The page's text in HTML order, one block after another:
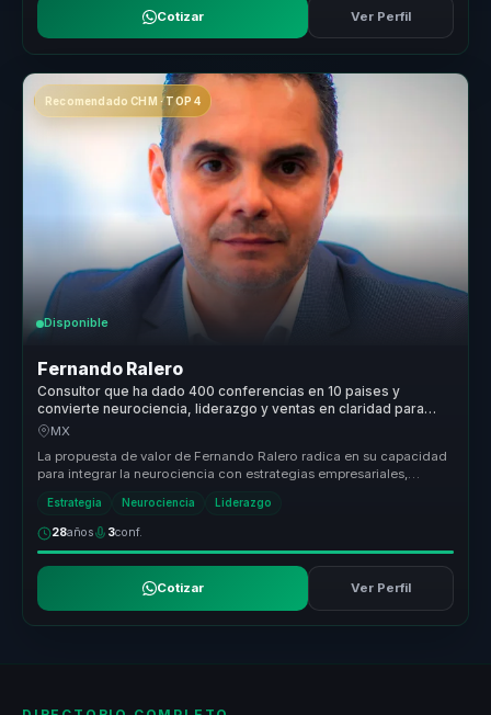
Cotizar Ver Perfil
Recomendado CHM · TOP 4
Disponible
Fernando Ralero
Consultor que ha dado 400 conferencias en 10 paises y
convierte neurociencia, liderazgo y ventas en claridad para
empresas.
MX
La propuesta de valor de Fernando Ralero radica en su capacidad
para integrar la neurociencia con estrategias empresariales,
Estrategia Neurociencia Liderazgo
28años 3conf.
Cotizar Ver Perfil